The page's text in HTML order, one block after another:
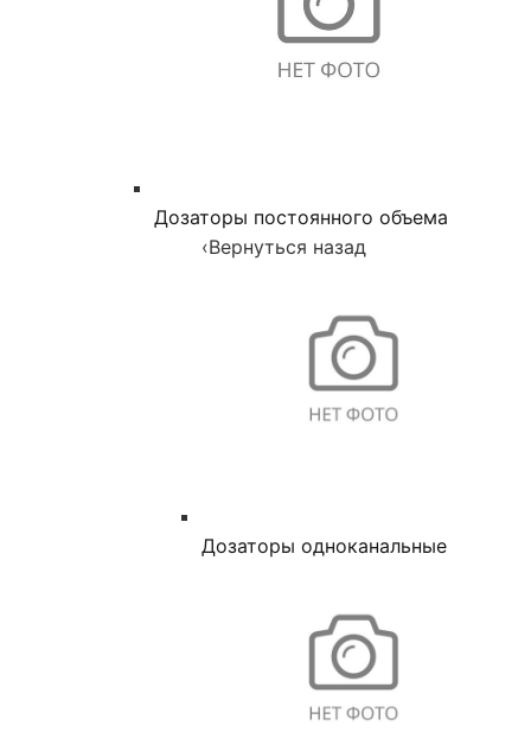
Дозаторы постоянного объема
‹Вернуться назад
Дозаторы одноканальные